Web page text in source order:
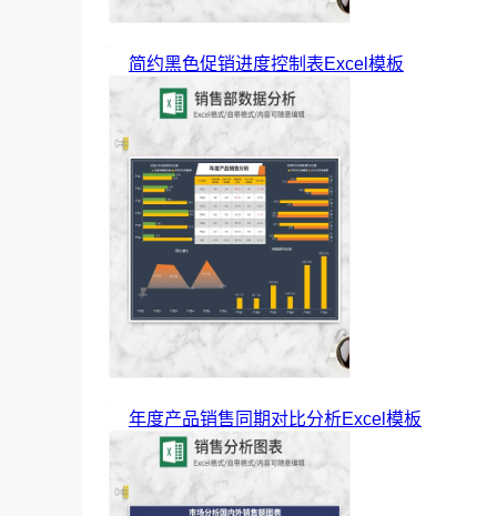
简约黑色促销进度控制表Excel模板
年度产品销售同期对比分析Excel模板